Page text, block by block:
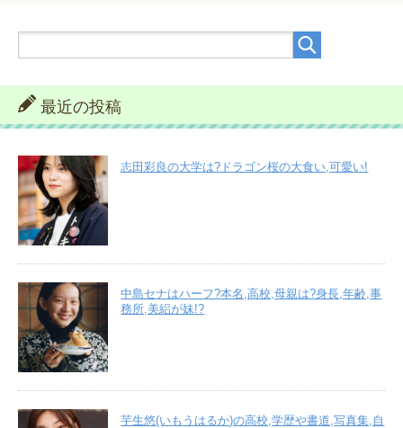
最近の投稿
志田彩良の大学は?ドラゴン桜の大食い,可愛い!
中島セナはハーフ?本名,高校,母親は?身長,年齢,事
務所,美絽が妹!?
芋生悠(いもうはるか)の高校,学歴や書道,写真集,自